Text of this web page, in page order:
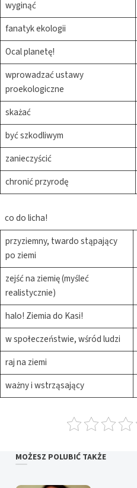
wyginąć
fanatyk ekologii
Ocal planetę!
wprowadzać ustawy
proekologiczne
skażać
być szkodliwym
zanieczyścić
chronić przyrodę
co do licha!
przyziemny, twardo stąpający
po ziemi
zejść na ziemię (myśleć
realistycznie)
halo! Ziemia do Kasi!
w społeczeństwie, wśród ludzi
raj na ziemi
ważny i wstrząsający
MOŻESZ POLUBIĆ TAKŻE